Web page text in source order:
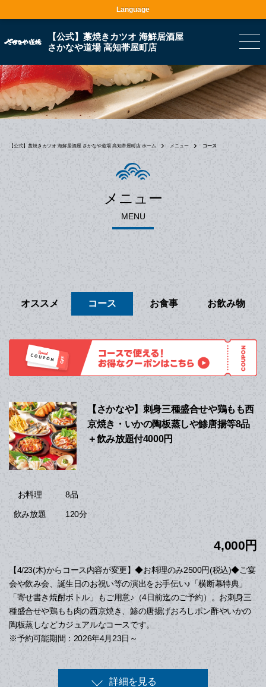
【公式】藁焼きカツオ 海鮮居酒屋
さかなや道場 高知帯屋町店
【公式】藁焼きカツオ 海鮮居酒屋 さかなや道場 高知帯屋町店 ホーム メニュー コース
メニュー
MENU
オススメ コース お食事 お飲み物
【さかなや】刺身三種盛合せや鶏もも西
京焼き・いかの陶板蒸しや鯵唐揚等8品
＋飲み放題付4000円
お料理 8品
飲み放題 120分
4,000円
【4/23(木)からコース内容が変更】◆お料理のみ2500円(税込)◆ご宴
会や飲み会、誕生日のお祝い等の演出をお手伝い♪「横断幕特典」
「寄せ書き焼酎ボトル」もご用意♪（4日前迄のご予約）。お刺身三
種盛合せや鶏もも肉の西京焼き、鯵の唐揚げおろしポン酢やいかの
陶板蒸しなどカジュアルなコースです。
※予約可能期間：2026年4月23日～
詳細を見る
Language